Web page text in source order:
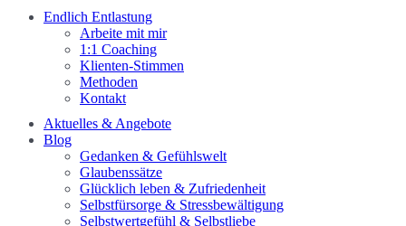
Endlich Entlastung
Arbeite mit mir
1:1 Coaching
Klienten-Stimmen
Methoden
Kontakt
Aktuelles & Angebote
Blog
Gedanken & Gefühlswelt
Glaubenssätze
Glücklich leben & Zufriedenheit
Selbstfürsorge & Stressbewältigung
Selbstwertgefühl & Selbstliebe